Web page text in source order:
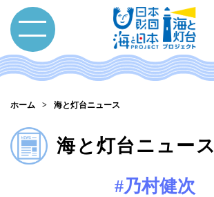
ホーム 海と灯台ニュース
海と灯台ニュース
#乃村健次